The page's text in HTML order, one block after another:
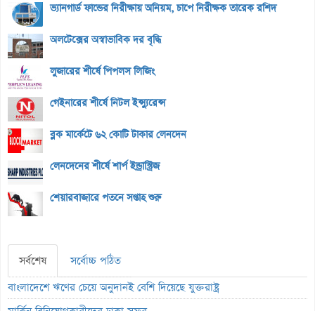
ভ্যানগার্ড ফান্ডের নিরীক্ষায় অনিয়ম, চাপে নিরীক্ষক তারেক রশিদ
অলটেক্সের অস্বাভাবিক দর বৃদ্ধি
লুজারের শীর্ষে পিপলস লিজিং
গেইনারের শীর্ষে নিটল ইন্স্যুরেন্স
ব্লক মার্কেটে ৬২ কোটি টাকার লেনদেন
লেনদেনের শীর্ষে শার্প ইন্ড্রাস্ট্রিজ
শেয়ারবাজারে পতনে সপ্তাহ শুরু
সর্বশেষ
সর্বোচ্চ পঠিত
বাংলাদেশে ঋণের চেয়ে অনুদানই বেশি দিয়েছে যুক্তরাষ্ট্র